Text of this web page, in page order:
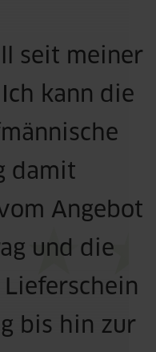
seit meiner
kann die
damit
Angebot
und die
Lieferschein
bis hin zur